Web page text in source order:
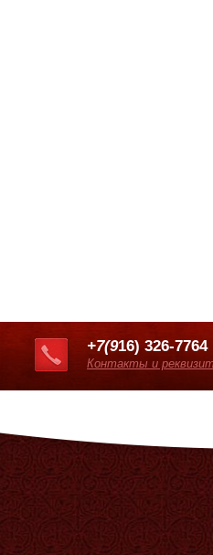
+7(916) 326-7764
Контакты и